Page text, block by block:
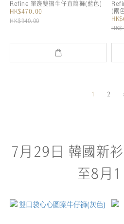
Refine 單邊雙摺牛仔直筒褲(藍色)
HK$470.00
HK$940.00
(兩
1 2
7月29日 韓國新
至8月1